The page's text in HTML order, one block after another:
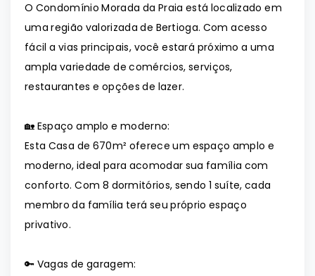
O Condomínio Morada da Praia está localizado em
uma região valorizada de Bertioga. Com acesso
fácil a vias principais, você estará próximo a uma
ampla variedade de comércios, serviços,
restaurantes e opções de lazer.
🏡 Espaço amplo e moderno:
Esta Casa de 670m² oferece um espaço amplo e
moderno, ideal para acomodar sua família com
conforto. Com 8 dormitórios, sendo 1 suíte, cada
membro da família terá seu próprio espaço
privativo.
🔑 Vagas de garagem: